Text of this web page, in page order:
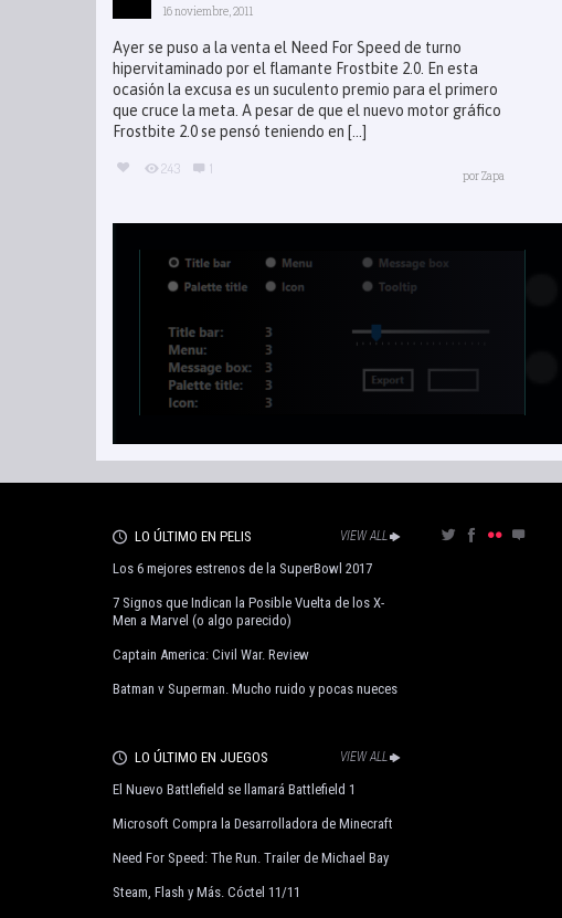
16 noviembre, 2011
Ayer se puso a la venta el Need For Speed de turno
hipervitaminado por el flamante Frostbite 2.0. En esta
ocasión la excusa es un suculento premio para el primero
que cruce la meta. A pesar de que el nuevo motor gráfico
Frostbite 2.0 se pensó teniendo en [...]
243 1 porZapa
LO ÚLTIMO EN PELIS VIEW ALL
Los 6 mejores estrenos de la SuperBowl 2017
7 Signos que Indican la Posible Vuelta de los X-
Men a Marvel (o algo parecido)
Captain America: Civil War. Review
Batman v Superman. Mucho ruido y pocas nueces
LO ÚLTIMO EN JUEGOS VIEW ALL
El Nuevo Battlefield se llamará Battlefield 1
Microsoft Compra la Desarrolladora de Minecraft
Need For Speed: The Run. Trailer de Michael Bay
Steam, Flash y Más. Cóctel 11/11